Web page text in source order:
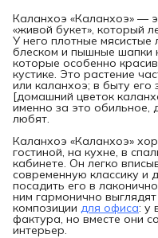
Каланхоэ «Каланхоэ» —
«живой букет», который
У него плотные мясистые
блеском и пышные шапки
которые особенно
кустике. Это растение
или каланхоэ; в быту его
[домашний цветок
именно за это обильное,
любят.
Каланхоэ «Каланхоэ»
гостиной, на кухне, в
кабинете. Он легко
современную классику
посадить его в
ним гармонично выглядят
композиции для офиса: у
фактура, но вместе они
интерьер.